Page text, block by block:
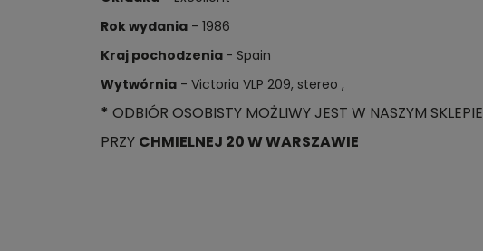
Rok wydania- 1986
Kraj pochodzenia - Spain
Wytwórnia- Victoria VLP 209, stereo ,
* ODBIÓR OSOBISTY MOŻLIWY JEST W NASZYM SKLEPIE
PRZY CHMIELNEJ 20 W WARSZAWIE